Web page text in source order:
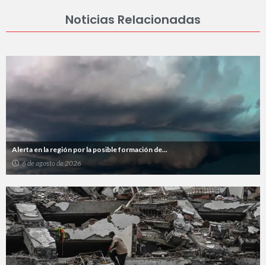
Noticias Relacionadas
Alerta en la región por la posible formación de...
6 de agosto de 2026